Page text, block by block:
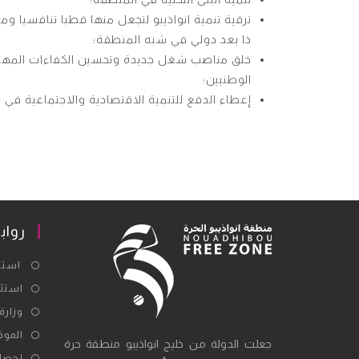
ترقية تنمية انواذيبو لتجعل منها قطبا تنافسيا
ذا بعد دولي في شبه المنطقة؛
خلق مناصب شغل جديدة وتحسين الكفاءات
الوطنيين؛
إعطاء الدفع للتنمية الاقتصادية والاجتماعية في
جعلت الدولة من خليج انواذيبو منطقة حرة